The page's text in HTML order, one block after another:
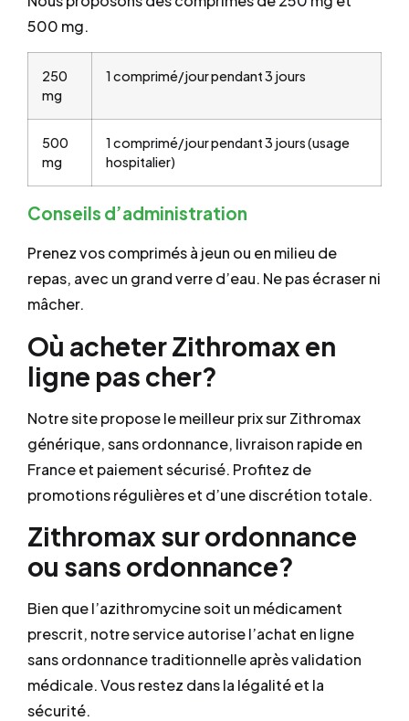
500 mg.
250
mg
1 comprimé/jour pendant 3 jours
500
mg
1 comprimé/jour pendant 3 jours (usage
hospitalier)
Conseils d’administration
Prenez vos comprimés à jeun ou en milieu de
repas, avec un grand verre d’eau. Ne pas écraser ni
mâcher.
Où acheter Zithromax en
ligne pas cher?
Notre site propose le meilleur prix sur Zithromax
générique, sans ordonnance, livraison rapide en
France et paiement sécurisé. Profitez de
promotions régulières et d’une discrétion totale.
Zithromax sur ordonnance
ou sans ordonnance?
Bien que l’azithromycine soit un médicament
prescrit, notre service autorise l’achat en ligne
sans ordonnance traditionnelle après validation
médicale. Vous restez dans la légalité et la
sécurité.